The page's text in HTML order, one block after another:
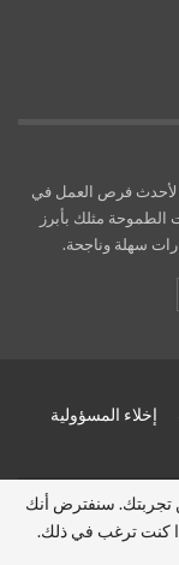
لأحدث فرص العمل في
الطموحة مثلك بأبرز
سهلة وناجحة.
إخلاء المسؤولية
تجربتك. سنفترض أنك
كنت ترغب في ذلك.